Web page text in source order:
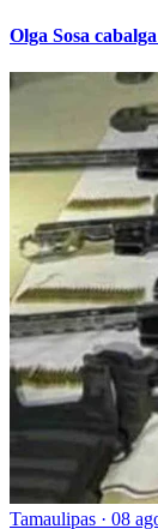
Olga Sosa
Tamaulipas · 08